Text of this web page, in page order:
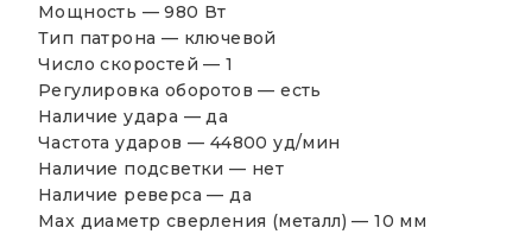
Мощность — 980 Вт
Тип патрона — ключевой
Число скоростей — 1
Регулировка оборотов — есть
Наличие удара — да
Частота ударов — 44800 уд/мин
Наличие подсветки — нет
Наличие реверса — да
Max диаметр сверления (металл) — 10 мм